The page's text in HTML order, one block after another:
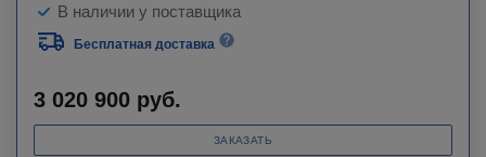
В наличии у поставщика
Бесплатная доставка
3 020 900 руб.
ЗАКАЗАТЬ